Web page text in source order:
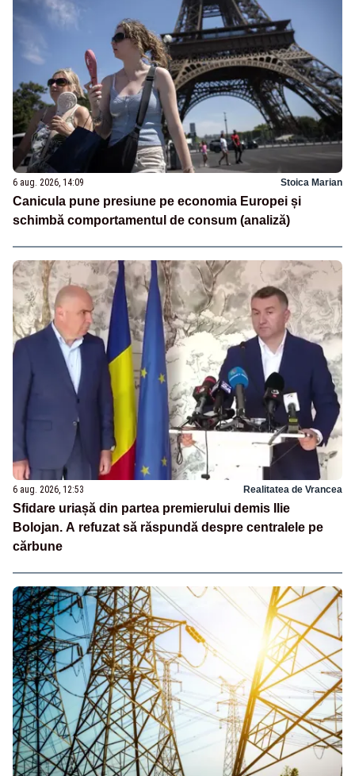
6 aug. 2026, 14:09 Stoica Marian
Canicula pune presiune pe economia Europei și
schimbă comportamentul de consum (analiză)
6 aug. 2026, 12:53 Realitatea de Vrancea
Sfidare uriașă din partea premierului demis Ilie
Bolojan. A refuzat să răspundă despre centralele pe
cărbune